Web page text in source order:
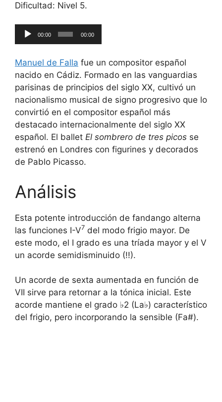
Dificultad: Nivel 5.
Reproductor
de
00:00 00:00
Manuel de Falla fue un compositor español
nacido en Cádiz. Formado en las vanguardias
parisinas de principios del siglo XX, cultivó un
nacionalismo musical de signo progresivo que lo
convirtió en el compositor español más
destacado internacionalmente del siglo XX
español. El ballet El sombrero de tres picos se
estrenó en Londres con figurines y decorados
de Pablo Picasso.
Análisis
Esta potente introducción de fandango alterna
las funciones I-V7 del modo frigio mayor. De
este modo, el I grado es una tríada mayor y el V
un acorde semidisminuido (!!).
Un acorde de sexta aumentada en función de
VII sirve para retornar a la tónica inicial. Este
acorde mantiene el grado ♭2 (La♭) característico
del frigio, pero incorporando la sensible (Fa#).